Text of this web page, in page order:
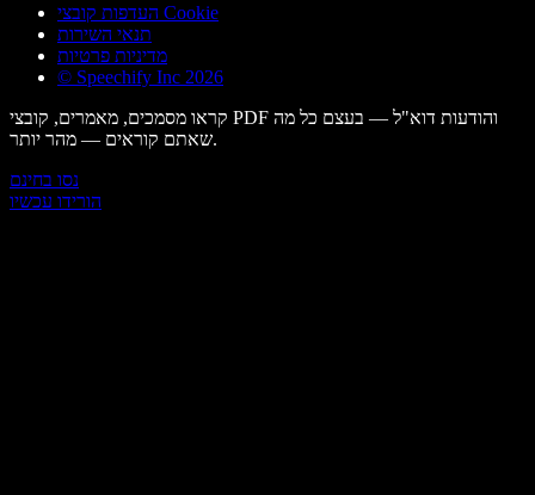
העדפות קובצי Cookie
תנאי השירות
מדיניות פרטיות
© Speechify Inc 2026
קראו מסמכים, מאמרים, קובצי PDF והודעות דוא"ל — בעצם כל מה
שאתם קוראים — מהר יותר.
נסו בחינם
הורידו עכשיו